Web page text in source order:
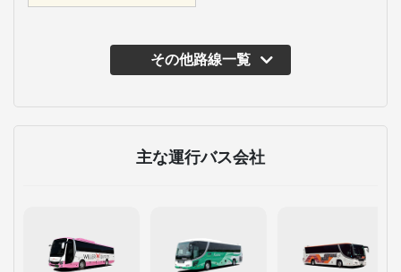
その他路線一覧
主な運行バス会社